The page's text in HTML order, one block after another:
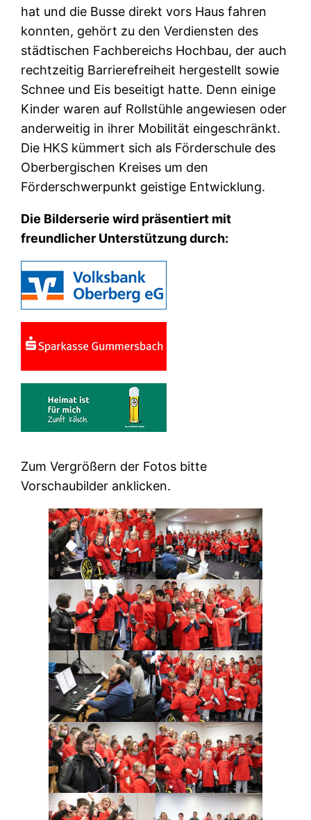
hat und die Busse direkt vors Haus fahren
konnten, gehört zu den Verdiensten des
städtischen Fachbereichs Hochbau, der auch
rechtzeitig Barrierefreiheit hergestellt sowie
Schnee und Eis beseitigt hatte. Denn einige
Kinder waren auf Rollstühle angewiesen oder
anderweitig in ihrer Mobilität eingeschränkt.
Die HKS kümmert sich als Förderschule des
Oberbergischen Kreises um den
Förderschwerpunkt geistige Entwicklung.
Die Bilderserie wird präsentiert mit
freundlicher Unterstützung durch:
Zum Vergrößern der Fotos bitte
Vorschaubilder anklicken.